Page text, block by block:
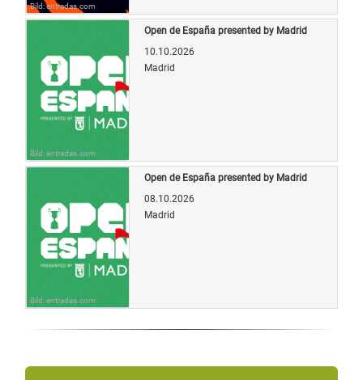
Bild: entradas.com
Bild: entradas.com
Open de España presented by Madrid
10.10.2026
Madrid
Bild: entradas.com
Open de España presented by Madrid
08.10.2026
Madrid